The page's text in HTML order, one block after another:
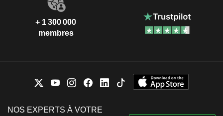
+ 1 300 000
membres
NOS EXPERTS À VOTRE